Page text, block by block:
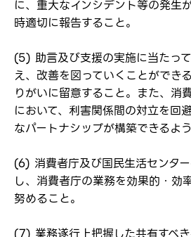
に、重大なインシデント等の発生
時適切に報告すること。
(5) 助言及び支援の実施に当たっ
え、改善を図っていくことができ
りがいに留意すること。また、消
において、利害関係間の対立を回
なパートナシップが構築できるよ
(6) 消費者庁及び国民生活センタ
し、消費者庁の業務を効果的・効
努めること。